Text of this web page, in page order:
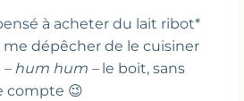
à acheter du lait ribot*
dépêcher de le cuisiner
– hum hum –le boit, sans
compte 😉